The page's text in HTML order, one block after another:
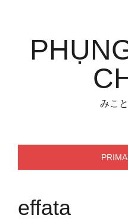
content
みこ
effata